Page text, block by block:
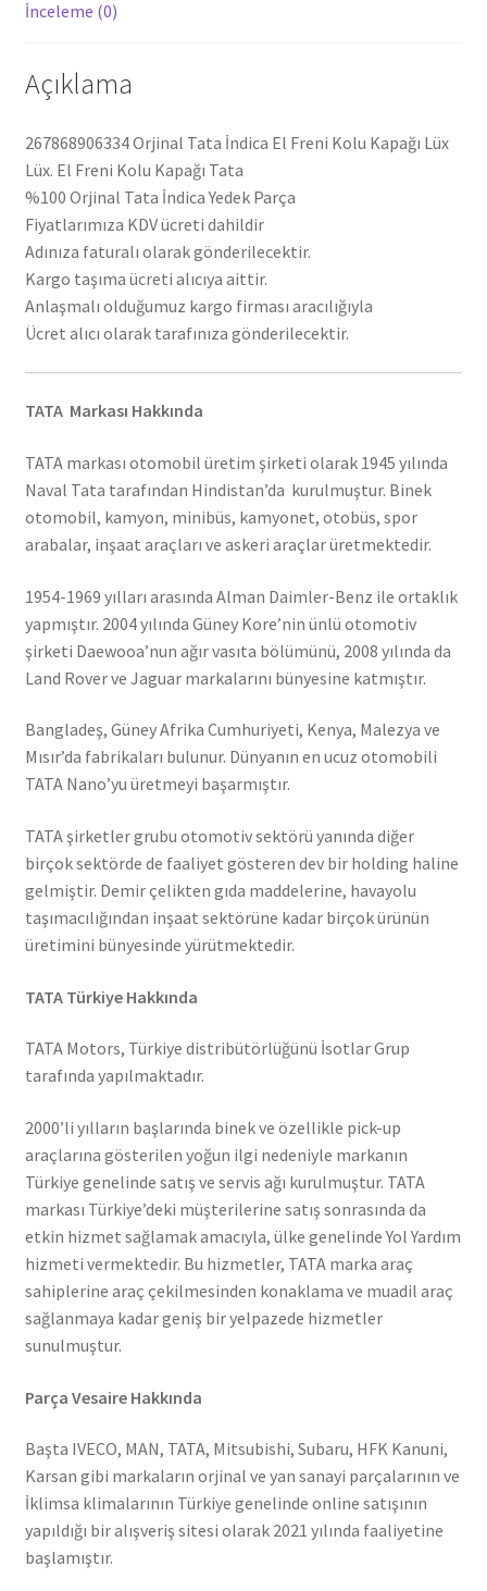
İnceleme (0)
Açıklama
267868906334 Orjinal Tata İndica El Freni Kolu Kapağı Lüx
Lüx. El Freni Kolu Kapağı Tata
%100 Orjinal Tata İndica Yedek Parça
Fiyatlarımıza KDV ücreti dahildir
Adınıza faturalı olarak gönderilecektir.
Kargo taşıma ücreti alıcıya aittir.
Anlaşmalı olduğumuz kargo firması aracılığıyla
Ücret alıcı olarak tarafınıza gönderilecektir.
TATA Markası Hakkında
TATA markası otomobil üretim şirketi olarak 1945 yılında
Naval Tata tarafından Hindistan’da kurulmuştur. Binek
otomobil, kamyon, minibüs, kamyonet, otobüs, spor
arabalar, inşaat araçları ve askeri araçlar üretmektedir.
1954-1969 yılları arasında Alman Daimler-Benz ile ortaklık
yapmıştır. 2004 yılında Güney Kore’nin ünlü otomotiv
şirketi Daewooa’nun ağır vasıta bölümünü, 2008 yılında da
Land Rover ve Jaguar markalarını bünyesine katmıştır.
Bangladeş, Güney Afrika Cumhuriyeti, Kenya, Malezya ve
Mısır’da fabrikaları bulunur. Dünyanın en ucuz otomobili
TATA Nano’yu üretmeyi başarmıştır.
TATA şirketler grubu otomotiv sektörü yanında diğer
birçok sektörde de faaliyet gösteren dev bir holding haline
gelmiştir. Demir çelikten gıda maddelerine, havayolu
taşımacılığından inşaat sektörüne kadar birçok ürünün
üretimini bünyesinde yürütmektedir.
TATA Türkiye Hakkında
TATA Motors, Türkiye distribütörlüğünü İsotlar Grup
tarafında yapılmaktadır.
2000’li yılların başlarında binek ve özellikle pick-up
araçlarına gösterilen yoğun ilgi nedeniyle markanın
Türkiye genelinde satış ve servis ağı kurulmuştur. TATA
markası Türkiye’deki müşterilerine satış sonrasında da
etkin hizmet sağlamak amacıyla, ülke genelinde Yol Yardım
hizmeti vermektedir. Bu hizmetler, TATA marka araç
sahiplerine araç çekilmesinden konaklama ve muadil araç
sağlanmaya kadar geniş bir yelpazede hizmetler
sunulmuştur.
Parça Vesaire Hakkında
Başta IVECO, MAN, TATA, Mitsubishi, Subaru, HFK Kanuni,
Karsan gibi markaların orjinal ve yan sanayi parçalarının ve
İklimsa klimalarının Türkiye genelinde online satışının
yapıldığı bir alışveriş sitesi olarak 2021 yılında faaliyetine
başlamıştır.